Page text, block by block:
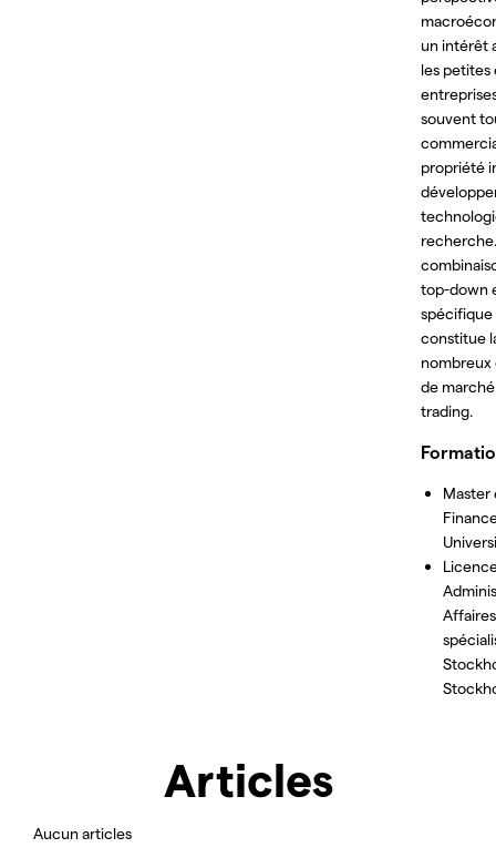
un intérêt
les petites
souvent
propriété
top-down
spécifique
constitue
de
trading.
Master
Articles
Aucun articles